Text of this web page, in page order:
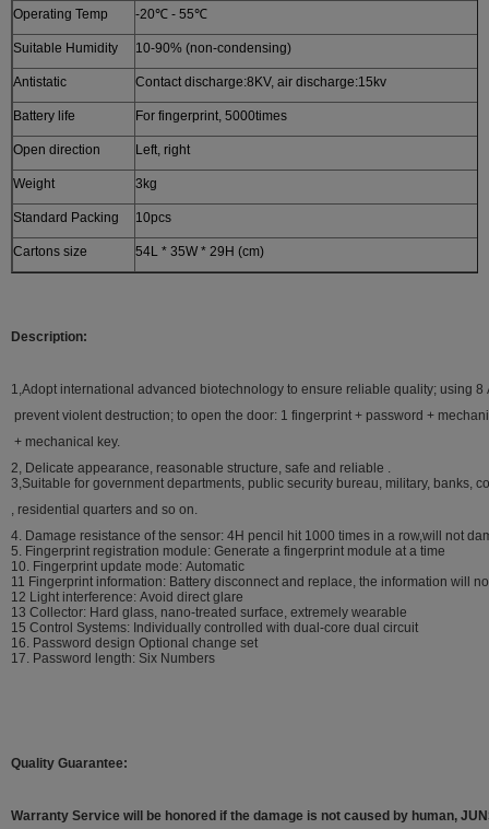
Operating Temp -20℃ - 55℃
Suitable Humidity 10-90% (non-condensing)
Antistatic Contact discharge:8KV, air discharge:15kv
Battery life For fingerprint, 5000times
Open direction Left, right
Weight 3kg
Standard Packing 10pcs
Cartons size 54L * 35W * 29H (cm)
Description:
1,Adopt international advanced biotechnology to ensure reliable quality; using
prevent violent destruction; to open the door: 1 fingerprint + password +
+ mechanical key.
2, Delicate appearance, reasonable structure, safe and reliable .
3,Suitable for government departments, public security bureau, military, banks,
, residential quarters and so on.
4. Damage resistance of the sensor: 4H pencil hit 1000 times in a row,will not
5. Fingerprint registration module: Generate a fingerprint module at a time
10. Fingerprint update mode: Automatic
11 Fingerprint information: Battery disconnect and replace, the information will
12 Light interference: Avoid direct glare
13 Collector: Hard glass, nano-treated surface, extremely wearable
15 Control Systems: Individually controlled with dual-core dual circuit
16. Password design Optional change set
17. Password length: Six Numbers
Quality Guarantee:
Warranty Service will be honored if the damage is not caused by human,